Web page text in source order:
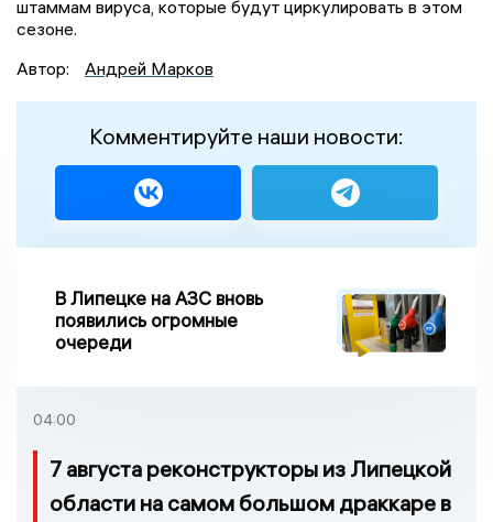
штаммам вируса, которые будут циркулировать в этом
сезоне.
Автор:
Андрей Марков
Комментируйте наши новости:
В Липецке на АЗС вновь
появились огромные
очереди
04:00
7 августа реконструкторы из Липецкой
области на самом большом драккаре в